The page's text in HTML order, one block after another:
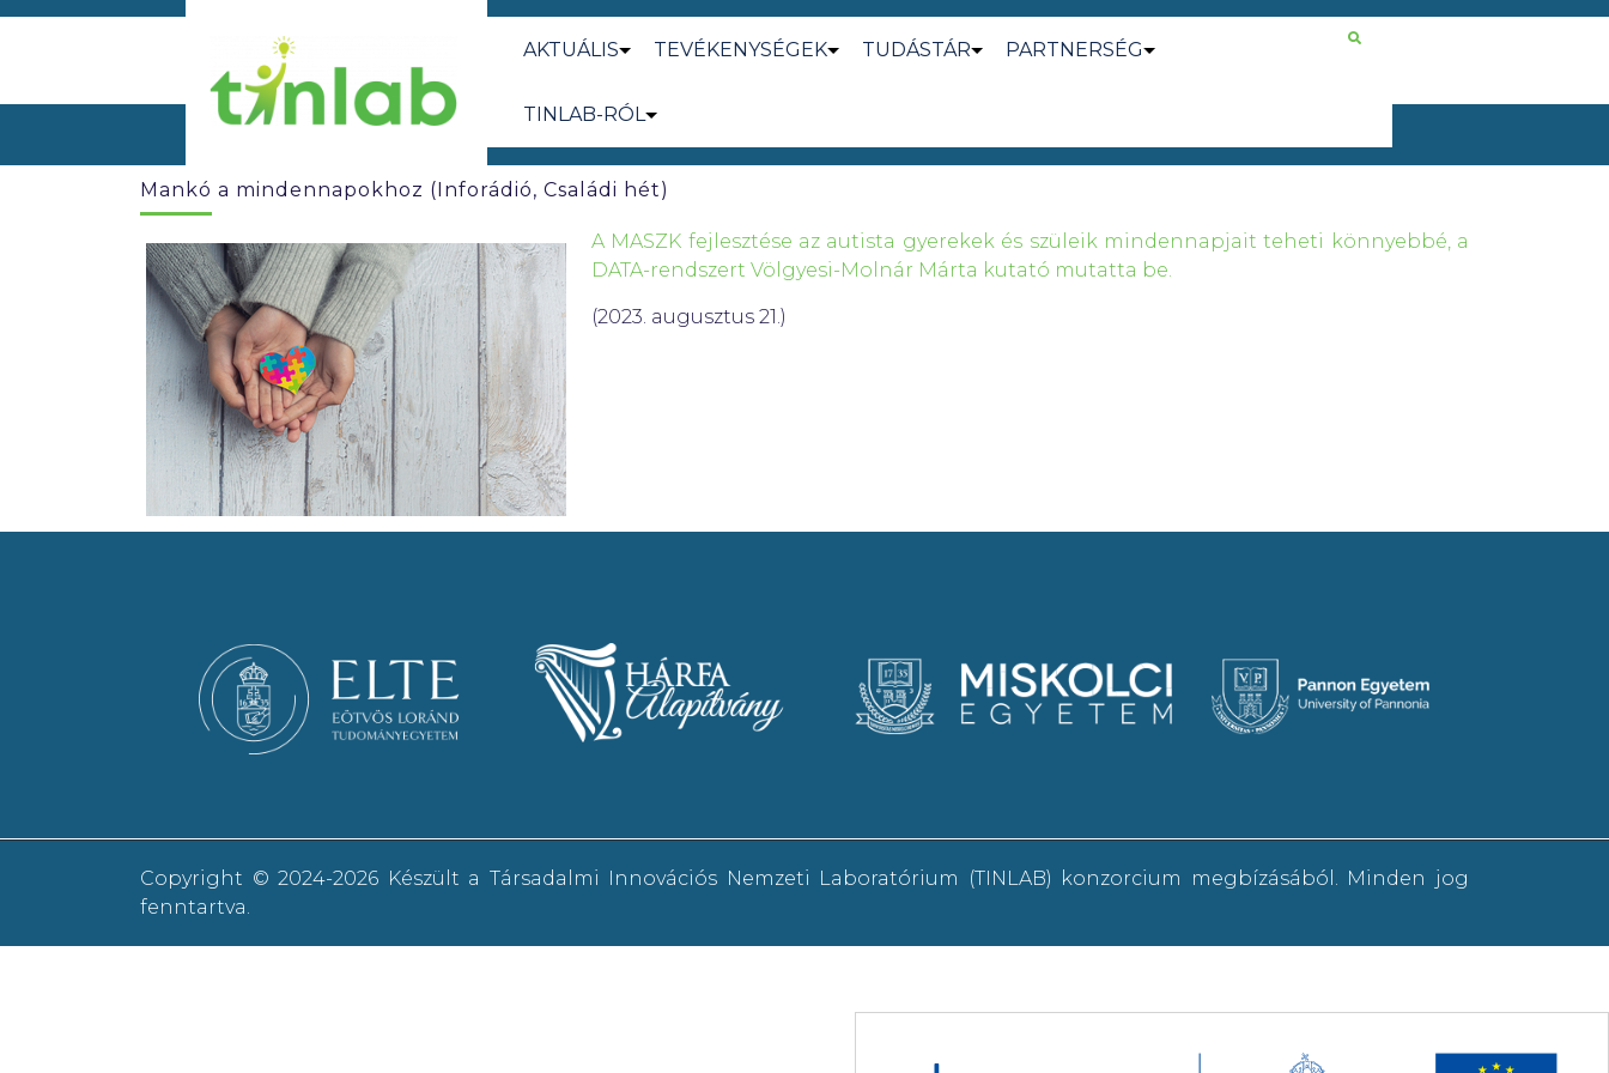
AKTUÁLIS TEVÉKENYSÉGEK TUDÁSTÁR PARTNERSÉG
TINLAB-RÓL
Mankó a mindennapokhoz (Inforádió, Családi hét)
A MASZK fejlesztése az autista gyerekek és szüleik mindennapjait teheti könnyebbé, a
DATA-rendszert Völgyesi-Molnár Márta kutató mutatta be.
(2023. augusztus 21.)
Copyright © 2024-2026 Készült a Társadalmi Innovációs Nemzeti Laboratórium (TINLAB) konzorcium megbízásából. Minden jog
fenntartva.